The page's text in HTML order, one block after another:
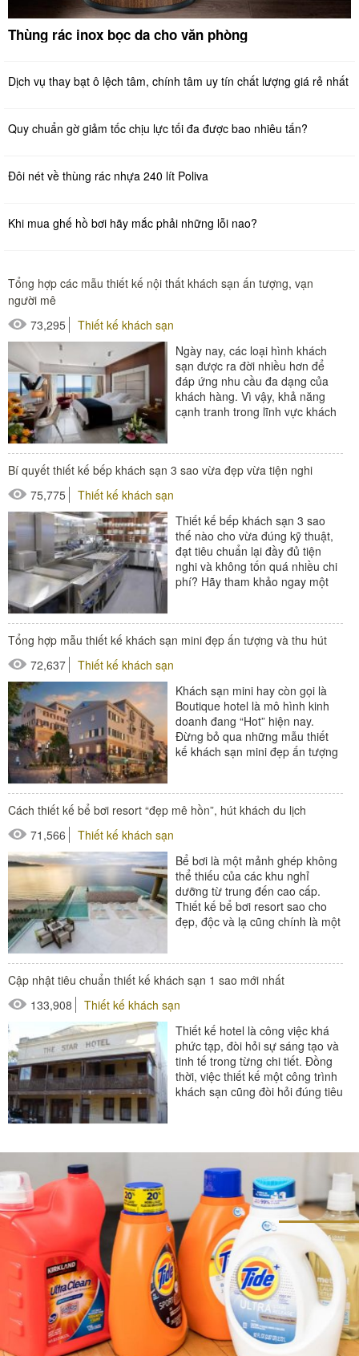
Thùng rác inox bọc da cho văn phòng
Dịch vụ thay bạt ô lệch tâm, chính tâm uy tín chất lượng giá rẻ nhất
Quy chuẩn gờ giảm tốc chịu lực tối đa được bao nhiêu tấn?
Đôi nét về thùng rác nhựa 240 lít Poliva
Khi mua ghế hồ bơi hãy mắc phải những lỗi nao?
Tổng hợp các mẫu thiết kế nội thất khách sạn ấn tượng, vạn
người mê
73,295
Thiết kế khách sạn
Ngày nay, các loại hình khách
sạn được ra đời nhiều hơn để
đáp ứng nhu cầu đa dạng của
khách hàng. Vì vậy, khả năng
cạnh tranh trong lĩnh vực khách
#thiết bị buồng phòng
#thiết bị sảnh - ngoại cảnh
Bí quyết thiết kế bếp khách sạn 3 sao vừa đẹp vừa tiện nghi
75,775
Thiết kế khách sạn
Thiết kế bếp khách sạn 3 sao
thế nào cho vừa đúng kỹ thuật,
đạt tiêu chuẩn lại đầy đủ tiện
nghi và không tốn quá nhiều chi
phí? Hãy tham khảo ngay một
Tổng hợp mẫu thiết kế khách sạn mini đẹp ấn tượng và thu hút
72,637
Thiết kế khách sạn
Khách sạn mini hay còn gọi là
Boutique hotel là mô hình kinh
doanh đang “Hot” hiện nay.
Đừng bỏ qua những mẫu thiết
kế khách sạn mini đẹp ấn tượng
#thiết bị phòng tắm
Cách thiết kế bể bơi resort “đẹp mê hồn”, hút khách du lịch
71,566
Thiết kế khách sạn
Bể bơi là một mảnh ghép không
thể thiếu của các khu nghỉ
dưỡng từ trung đến cao cấp.
Thiết kế bể bơi resort sao cho
đẹp, độc và lạ cũng chính là một
#ghế công viên
Cập nhật tiêu chuẩn thiết kế khách sạn 1 sao mới nhất
133,908
Thiết kế khách sạn
Thiết kế hotel là công việc khá
phức tạp, đòi hỏi sự sáng tạo và
tinh tế trong từng chi tiết. Đồng
thời, việc thiết kế một công trình
khách sạn cũng đòi hỏi đúng tiêu
#thiết bị phòng tắm
#thiết bị sảnh - ngoại cảnh